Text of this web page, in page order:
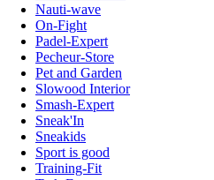
Nauti-wave
On-Fight
Padel-Expert
Pecheur-Store
Pet and Garden
Slowood Interior
Smash-Expert
Sneak'In
Sneakids
Sport is good
Training-Fit